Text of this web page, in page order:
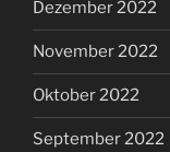
Dezember 2022
November 2022
Oktober 2022
September 2022